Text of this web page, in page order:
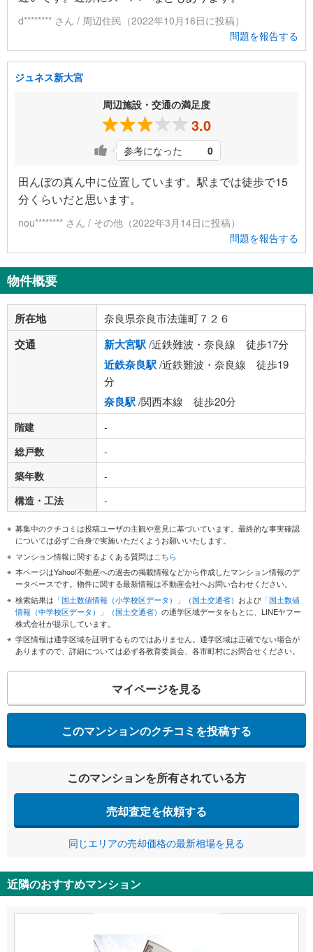
d******** さん / 周辺住民（2022年10月16日に投稿）
問題を報告する
ジュネス新大宮
周辺施設・交通の満足度
3.0
参考になった 0
田んぼの真ん中に位置しています。駅までは徒歩で15
分くらいだと思います。
nou******** さん / その他（2022年3月14日に投稿）
問題を報告する
物件概要
所在地 奈良県奈良市法蓮町７２６
交通 新大宮駅/近鉄難波・奈良線 徒歩17分
近鉄奈良駅/近鉄難波・奈良線 徒歩19
分
奈良駅/関西本線 徒歩20分
階建
-
総戸数
-
築年数
-
構造・工法
-
募集中のクチコミは投稿ユーザの主観や意見に基づいています。最終的な事実確認
については必ずご自身で実施いただくようお願いいたします。
マンション情報に関するよくある質問はこちら
本ページはYahoo!不動産への過去の掲載情報などから作成したマンション情報のデ
ータベースです。物件に関する最新情報は不動産会社へお問い合わせください。
検索結果は 「国土数値情報（小学校区データ）」（国土交通省） および 「国土数値
情報（中学校区データ）」（国土交通省） の通学区域データをもとに、LINEヤフー
株式会社が提示しています。
学区情報は通学区域を証明するものではありません。通学区域は正確でない場合が
ありますので、詳細については必ず各教育委員会、各市町村にお問合せください。
マイページを見る
このマンションのクチコミを投稿する
このマンションを所有されている方
売却査定を依頼する
同じエリアの売却価格の最新相場を見る
近隣のおすすめマンション